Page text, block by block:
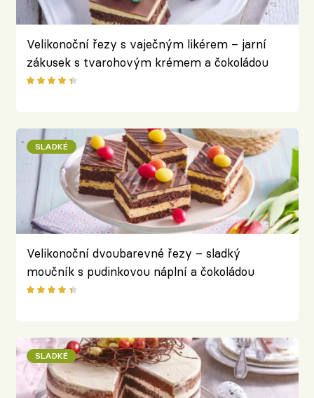
Velikonoční řezy s vaječným likérem – jarní
zákusek s tvarohovým krémem a čokoládou
SLADKÉ
Velikonoční dvoubarevné řezy – sladký
moučník s pudinkovou náplní a čokoládou
SLADKÉ